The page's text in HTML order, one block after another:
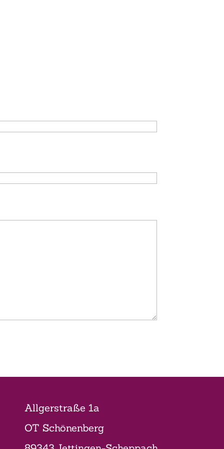
Allgerstraße 1a
OT Schönenberg